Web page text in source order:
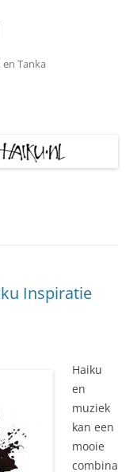
Tanka
Inspiratie
Haiku
en
muziek
kan een
mooie
combina